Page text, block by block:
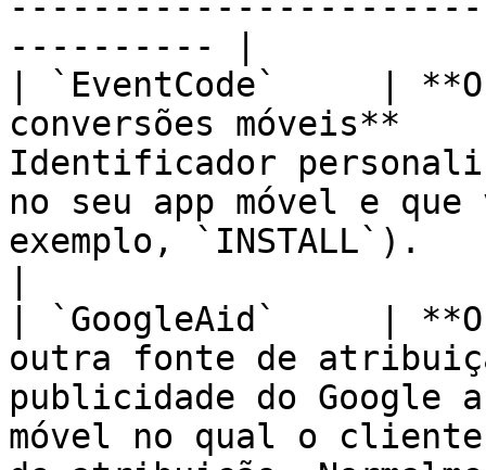
---------- |
| `EventCode`     |
conversões
Identificador
no seu app móvel e
exemplo, `INSTALL`).
| `GoogleAid`     |
outra fonte de
publicidade do Google
móvel no qual o